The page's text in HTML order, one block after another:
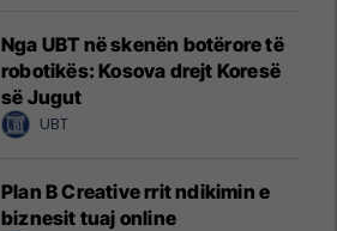
Nga UBT në skenën botërore të
robotikës: Kosova drejt Koresë
së Jugut
UBT
Plan B Creative rrit ndikimin e
biznesit tuaj online